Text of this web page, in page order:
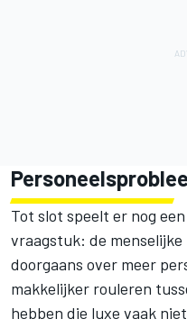
Tot slot speelt er nog
vraagstuk: de
doorgaans over meer
makkelijker rouleren
hebben die luxe vaak